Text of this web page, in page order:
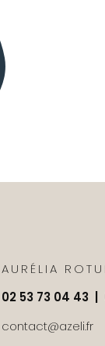
AURÉLIA
02 53 73 04 43 |
contact@azeli.fr